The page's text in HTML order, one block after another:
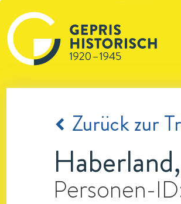
Zurück zur
Personen-